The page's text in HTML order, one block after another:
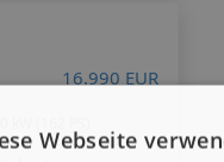
16.990 EUR
Webseite